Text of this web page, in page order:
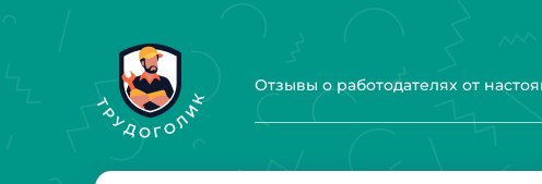
Отзывы о работодателях от